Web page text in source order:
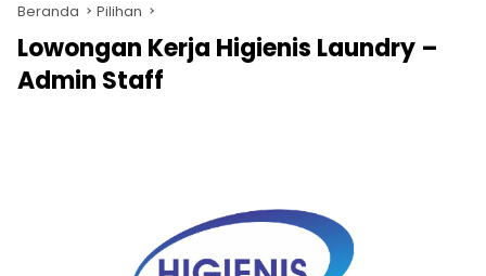
Beranda Pilihan
Lowongan Kerja Higienis Laundry –
Admin Staff